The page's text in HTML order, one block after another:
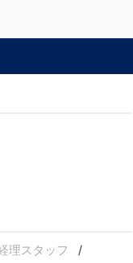
理スタッフ